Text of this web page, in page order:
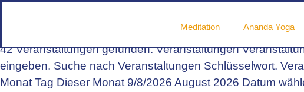
Meditation Ananda Yoga
Veranstaltungen
42 Veranstaltungen gefunden. Veranstaltungen
eingeben. Suche nach Veranstaltungen Schlüsselwort.
Monat Tag Dieser Monat 9/8/2026 August 2026 Datum